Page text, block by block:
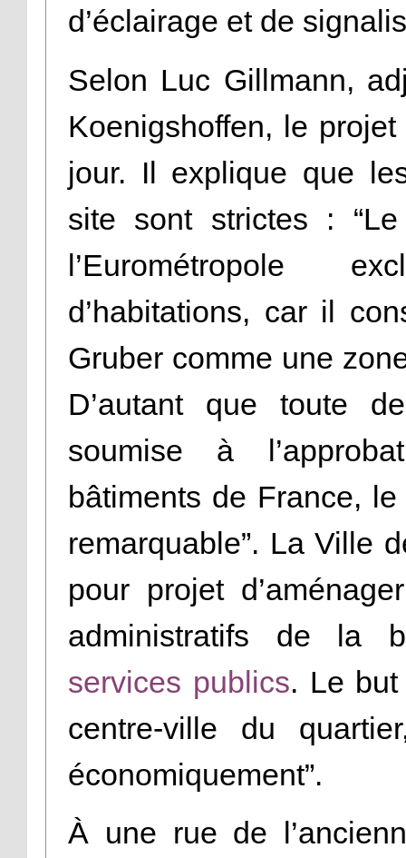
d’éclairage et de
Selon Luc Gillmann,
Koenigshoffen, le
jour. Il explique que
site sont strictes :
l’Eurométropole
d’habitations, car il
Gruber comme une
D’autant que toute
soumise à
bâtiments de France,
remarquable”. La Ville
pour projet
administratifs de la
services publics. Le
centre-ville du
économiquement”.
À une rue de